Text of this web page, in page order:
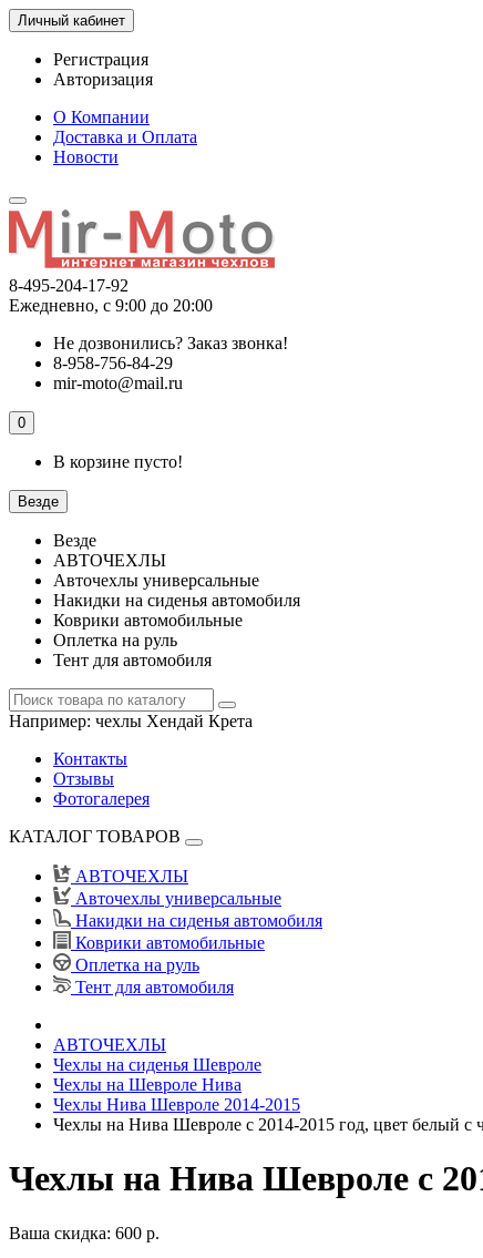
Личный кабинет
Регистрация
Авторизация
О Компании
Доставка и Оплата
Новости
8-495-204-17-92
Ежедневно, с 9:00 до 20:00
Не дозвонились? Заказ звонка!
8-958-756-84-29
mir-moto@mail.ru
0
В корзине пусто!
Везде
Везде
АВТОЧЕХЛЫ
Авточехлы универсальные
Накидки на сиденья автомобиля
Коврики автомобильные
Оплетка на руль
Тент для автомобиля
Например: чехлы Хендай Крета
Контакты
Отзывы
Фотогалерея
КАТАЛОГ ТОВАРОВ
АВТОЧЕХЛЫ
Авточехлы универсальные
Накидки на сиденья автомобиля
Коврики автомобильные
Оплетка на руль
Тент для автомобиля
АВТОЧЕХЛЫ
Чехлы на сиденья Шевроле
Чехлы на Шевроле Нива
Чехлы Нива Шевроле 2014-2015
Чехлы на Нива Шевроле с 2014-2015 год, цвет белый с
Чехлы на Нива Шевроле с
Ваша скидка: 600 р.